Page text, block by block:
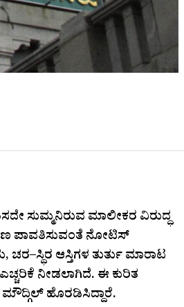
ಸುಮ್ಮನಿರುವ ಮಾಲೀಕರ ವಿರುದ್ಧ
ಪಾವತಿಸುವಂತೆ ನೋಟಿಸ್
ಚರ–ಸ್ಥಿರ ಆಸ್ತಿಗಳ ತುರ್ತು ಮಾರಾಟ
ನೀಡಲಾಗಿದೆ. ಈ ಕುರಿತ
ಹೊರಡಿಸಿದ್ದಾರೆ.